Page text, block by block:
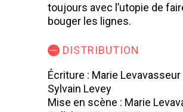
toujours avec l’utopie de
bouger les lignes.
DISTRIBUTION
Écriture : Marie
Sylvain Levey
Mise en scène : Marie